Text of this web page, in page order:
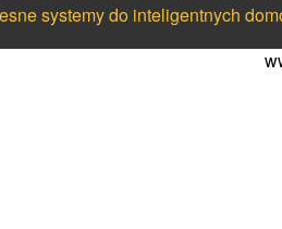
systemy do inteligentnych